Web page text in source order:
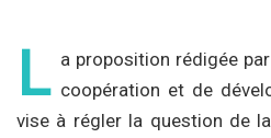
L a proposition rédigée par
coopération et de
vise à régler la question de